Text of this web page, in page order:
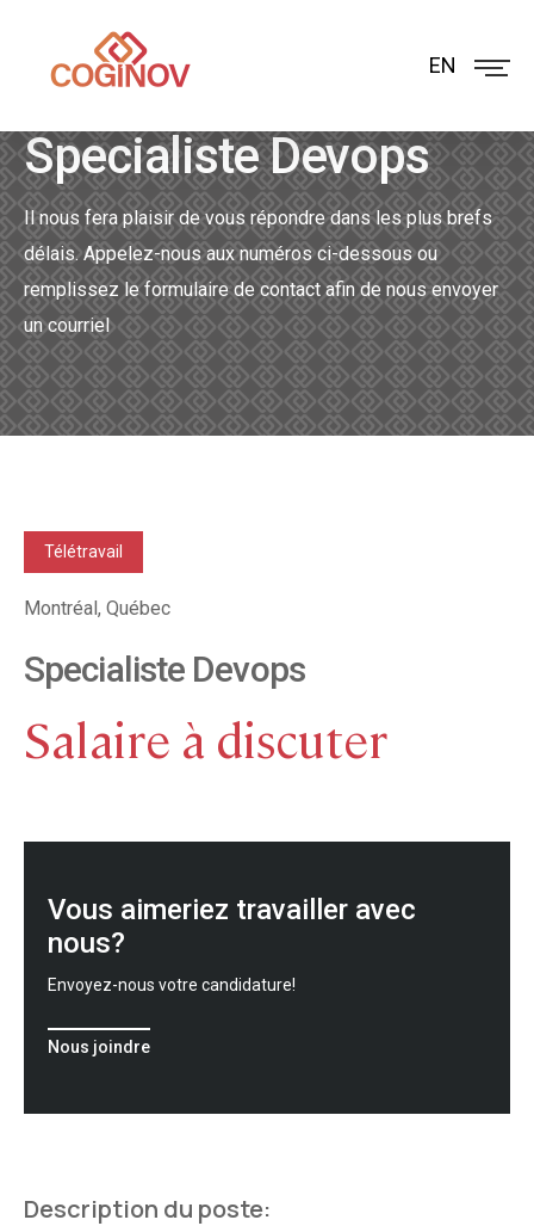
EN
Specialiste Devops
Il nous fera plaisir de vous répondre dans les plus brefs
délais. Appelez-nous aux numéros ci-dessous ou
remplissez le formulaire de contact afin de nous envoyer
un courriel
Télétravail
Montréal, Québec
Specialiste Devops
Salaire à discuter
Vous aimeriez travailler avec
nous?
Envoyez-nous votre candidature!
Nous joindre
Description du poste: